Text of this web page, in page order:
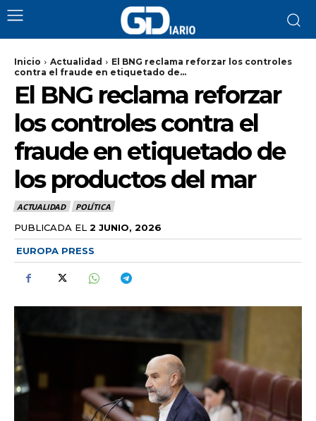
Inicio Actualidad
El BNG reclama reforzar los controles
contra el fraude en etiquetado de...
El BNG reclama reforzar
los controles contra el
fraude en etiquetado de
los productos del mar
ACTUALIDAD POLÍTICA
PUBLICADA EL 2 JUNIO, 2026
EUROPA PRESS